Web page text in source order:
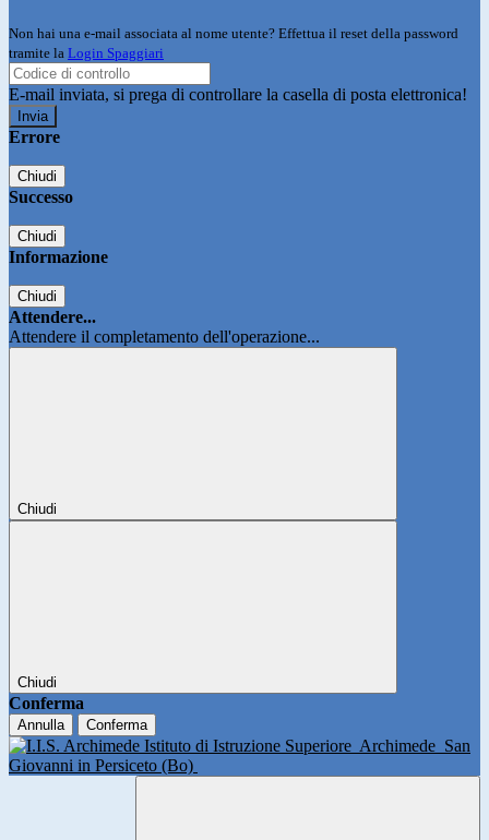
Non hai una e-mail associata al nome utente? Effettua il reset della password
tramite la Login Spaggiari
E-mail inviata, si prega di controllare la casella di posta elettronica!
Errore
Chiudi
Successo
Chiudi
Informazione
Chiudi
Attendere...
Attendere il completamento dell'operazione...
Chiudi
Chiudi
Conferma
Annulla Conferma
Istituto di Istruzione Superiore Archimede San
Giovanni in Persiceto (Bo)